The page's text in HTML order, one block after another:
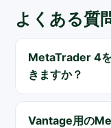
よくある質
MetaTrader 4
きますか？
Vantage用の